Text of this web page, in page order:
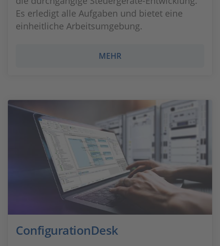
Es erledigt alle Aufgaben und bietet eine
einheitliche Arbeitsumgebung.
MEHR
ConfigurationDesk